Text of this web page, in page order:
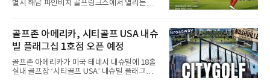
별시 해남 파인비치 골프링크스에서 열리는
2026’ 티켓 판매가 시작된다.갤러리 입장 티켓
은 ‘BMW 밴티지’ 어플리케이션에서 구매 가능
하며, 밴티지 멤버십 등급과 구매 시기에 맞춰
할인 혜택이 제공된다.오는 17일까지 진행되는
1차 얼리버드 기간에는 모든 권종에 대해 BMW
밴티지 멤버십 등급에 따라 최대 30% 할인 혜택
이 제공된다. 8월 18일부터 31일까지 진행되는
골프존 아메리카, 시티골프 USA 내슈
빌 플래그십 1호점 오픈 예정
골프존 아메리카가 미국 테네시 내슈빌에 18홀
실내 골프장 ‘시티골프 USA’ 내슈빌 플래그십 1